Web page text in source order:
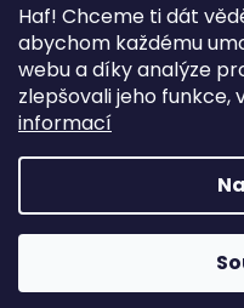
Haf! Chceme ti dát
abychom každému
webu a díky analýze
zlepšovali jeho funkce,
informací
Jak se start o
Kdy mi dorazí
Nejčastější
pes jíst
Copyright 2026